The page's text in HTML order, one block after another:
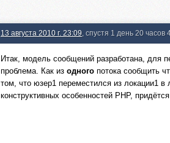
13 августа 2010 г. 23:09 , спустя 1 день 20 часов
Итак, модель сообщений разработана, для
проблема. Как из одного потока сообщить
том, что юзер1 переместился из локации1
конструктивных особенностей PHP,